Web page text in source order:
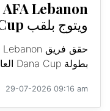
ويتوج بلقب Dana Cup العالمية
بطولة Dana Cup العالمية في الدنمارك لفئة...
29-07-2026 09:16 am